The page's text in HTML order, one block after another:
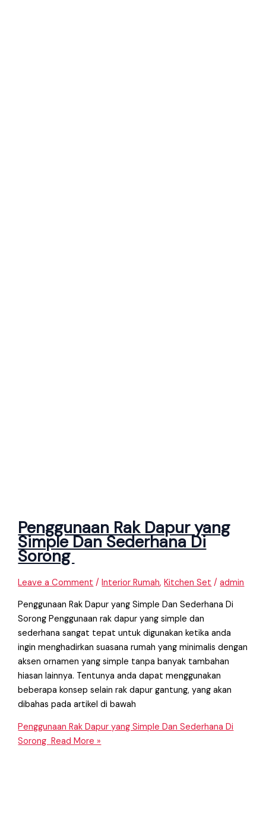
Penggunaan Rak Dapur yang
Simple Dan Sederhana Di
Sorong
Leave a Comment /Interior Rumah,Kitchen Set /admin
Penggunaan Rak Dapur yang Simple Dan Sederhana Di
Sorong Penggunaan rak dapur yang simple dan
sederhana sangat tepat untuk digunakan ketika anda
ingin menghadirkan suasana rumah yang minimalis dengan
aksen ornamen yang simple tanpa banyak tambahan
hiasan lainnya. Tentunya anda dapat menggunakan
beberapa konsep selain rak dapur gantung, yang akan
dibahas pada artikel di bawah
Penggunaan Rak Dapur yang Simple Dan Sederhana Di
Sorong Read More »